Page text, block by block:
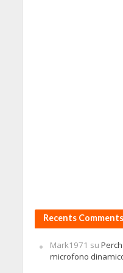
Recents Comments
Mark1971 su
microfono